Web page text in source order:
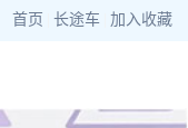
首页 长途车 加入收藏